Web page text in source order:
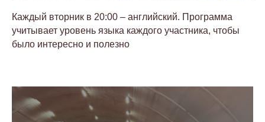
Каждый вторник в 20:00 – английский. Программа
учитывает уровень языка каждого участника, чтобы
было интересно и полезно